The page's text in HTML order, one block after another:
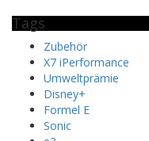
Tags
Zubehör
X7 iPerformance
Umweltprämie
Disney+
Formel E
Sonic